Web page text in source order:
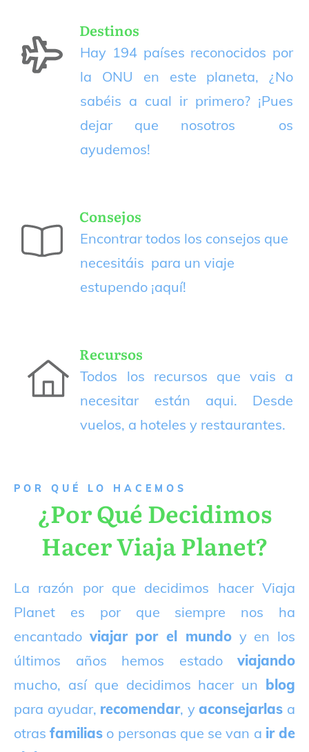
Destinos
Hay 194 países reconocidos por
la ONU en este planeta, ¿No
sabéis a cual ir primero? ¡Pues
dejar que nosotros os
ayudemos!
Consejos
Encontrar todos los consejos que
necesitáis para un viaje
estupendo ¡aquí!
Recursos
Todos los recursos que vais a
necesitar están aqui. Desde
vuelos, a hoteles y restaurantes.
P OR QUÉ LO HACEMOS
¿Por Qué Decidimos
Hacer Viaja Planet?
La razón por que decidimos hacer Viaja
Planet es por que siempre nos ha
encantado viajar por el mundoy en los
últimos años hemos estado viajando
mucho, así que decidimos hacer un blog
para ayudar, recomendar, yaconsejarlas a
otrasfamilias o personas que se van a ir de